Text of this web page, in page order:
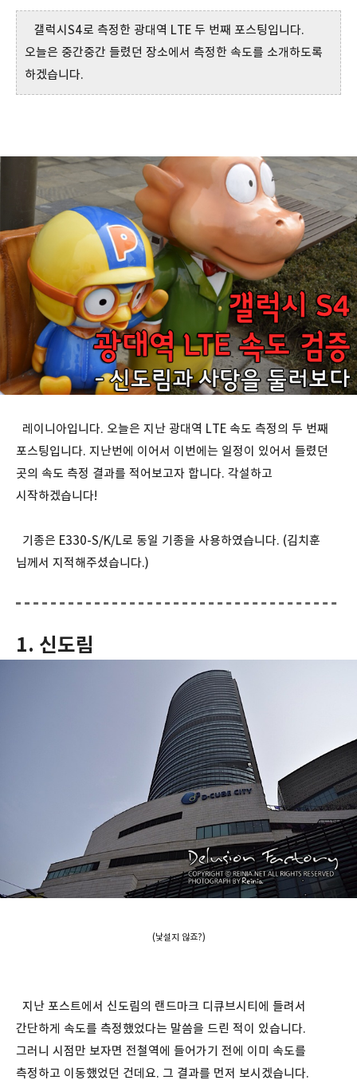
갤럭시S4로 측정한 광대역 LTE 두 번째 포스팅입니다.
오늘은 중간중간 들렸던 장소에서 측정한 속도를 소개하도록
하겠습니다.
레이니아입니다. 오늘은 지난 광대역 LTE 속도 측정의 두 번째
포스팅입니다. 지난번에 이어서 이번에는 일정이 있어서 들렸던
곳의 속도 측정 결과를 적어보고자 합니다. 각설하고
시작하겠습니다!
기종은 E330-S/K/L로 동일 기종을 사용하였습니다. (김치훈
님께서 지적해주셨습니다.)
1. 신도림
(낯설지 않죠?)
지난 포스트에서 신도림의 랜드마크 디큐브시티에 들려서
간단하게 속도를 측정했었다는 말씀을 드린 적이 있습니다.
그러니 시점만 보자면 전철역에 들어가기 전에 이미 속도를
측정하고 이동했었던 건데요. 그 결과를 먼저 보시겠습니다.